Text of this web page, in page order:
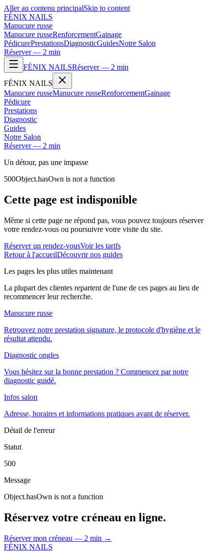
Aller au contenu principalSkip to content
FÉNIX NAILS
Manucure russe
Manucure russeRenforcementGainage
PédicurePrestationsDiagnosticGuidesNotre Salon
Réserver — 2 min
FÉNIX NAILSRéserver — 2 min
FÉNIX NAILS
Manucure russeManucure russeRenforcementGainage
Pédicure
Prestations
Diagnostic
Guides
Notre Salon
Réserver — 2 min
Un détour, pas une impasse
500Object.hasOwn is not a function
Cette page est indisponible
Même si cette page ne répond pas, vous pouvez toujours réserver
votre rendez-vous ou poursuivre votre visite du site.
Réserver un rendez-vousVoir les tarifs
Retour à l'accueilDécouvrir nos guides
Les pages les plus utiles maintenant
La plupart des clientes repartent de l'une de ces pages au lieu de
recommencer leur recherche.
Manucure russe
Retrouvez notre prestation signature, le protocole d'hygiène et le
résultat attendu.
Diagnostic ongles
Vous hésitez sur la bonne prestation ? Commencez par notre
diagnostic guidé.
Infos salon
Adresse, horaires et informations pratiques avant de réserver.
Détail de l'erreur
Statut
500
Message
Object.hasOwn is not a function
Réservez votre créneau en ligne.
Réserver mon créneau — 2 min →
FÉNIX NAILS